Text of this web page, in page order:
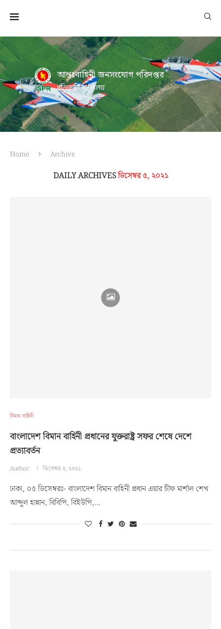
আন্তঃবাহিনী জনসংযোগ পরিদপ্তর
প্রতিরক্ষা মন্ত্রণালয়
Home Archive
DAILY ARCHIVESডিসেম্বর ৫, ২০২১
বিমান বাহিনী
বাংলাদেশ বিমান বাহিনী প্রধানের যুক্তরাষ্ট্র সফর শেষে দেশে
প্রত্যাবর্তন
Author: ডিসেম্বর ৫, ২০২১
ঢাকা, ০৫ ডিসেম্বরঃ- বাংলাদেশ বিমান বাহিনী প্রধান এয়ার চীফ মার্শাল শেখ
আব্দুল হান্নান, বিবিপি, বিইউপি,…